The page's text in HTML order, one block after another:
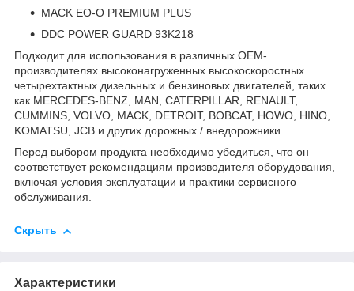
MACK EO-O PREMIUM PLUS
DDC POWER GUARD 93K218
Подходит для использования в различных OEM-
производителях высоконагруженных высокоскоростных
четырехтактных дизельных и бензиновых двигателей, таких
как MERCEDES-BENZ, MAN, CATERPILLAR, RENAULT,
CUMMINS, VOLVO, MACK, DETROIT, BOBCAT, HOWO, HINO,
KOMATSU, JCB и других дорожных / внедорожники.
Перед выбором продукта необходимо убедиться, что он
соответствует рекомендациям производителя оборудования,
включая условия эксплуатации и практики сервисного
обслуживания.
Скрыть
Характеристики